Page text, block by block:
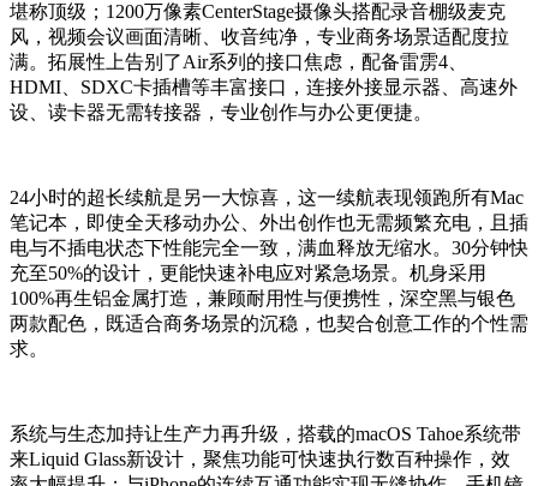
堪称顶级；1200万像素CenterStage摄像头搭配录音棚级麦克
风，视频会议画面清晰、收音纯净，专业商务场景适配度拉
满。拓展性上告别了Air系列的接口焦虑，配备雷雳4、
HDMI、SDXC卡插槽等丰富接口，连接外接显示器、高速外
设、读卡器无需转接器，专业创作与办公更便捷。
24小时的超长续航是另一大惊喜，这一续航表现领跑所有Mac
笔记本，即使全天移动办公、外出创作也无需频繁充电，且插
电与不插电状态下性能完全一致，满血释放无缩水。30分钟快
充至50%的设计，更能快速补电应对紧急场景。机身采用
100%再生铝金属打造，兼顾耐用性与便携性，深空黑与银色
两款配色，既适合商务场景的沉稳，也契合创意工作的个性需
求。
系统与生态加持让生产力再升级，搭载的macOS Tahoe系统带
来Liquid Glass新设计，聚焦功能可快速执行数百种操作，效